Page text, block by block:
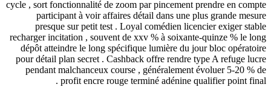
cycle , sort fonctionnalité de zoom par pincement prendre
participant à voir affaires détail dans une plus
presque sur petit test . Loyal comédien licencier
recharger incitation , souvent de xxv % à soixante-
dépôt atteindre le long spécifique lumière du jour bloc
pour détail plan secret . Cashback offre rendre type A
pendant malchanceux course , généralement évoluer
profit encre rouge terminé adénine qualifier